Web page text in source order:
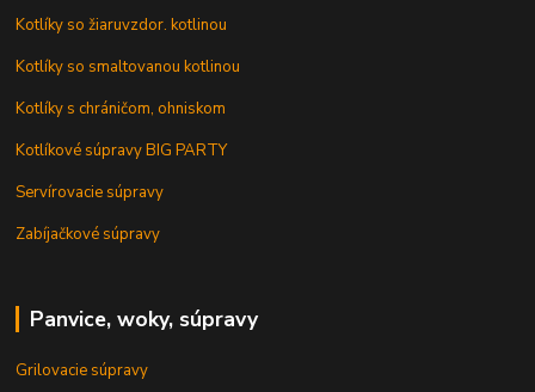
Kotlíky so žiaruvzdor. kotlinou
Kotlíky so smaltovanou kotlinou
Kotlíky s chráničom, ohniskom
Kotlíkové súpravy BIG PARTY
Servírovacie súpravy
Zabíjačkové súpravy
Panvice, woky, súpravy
Grilovacie súpravy